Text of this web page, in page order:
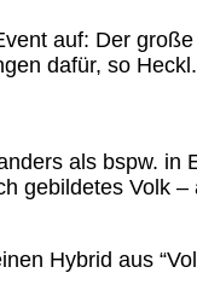
auf: Der große
dafür, so Heckl.
als bspw. in
gebildetes Volk
Hybrid aus